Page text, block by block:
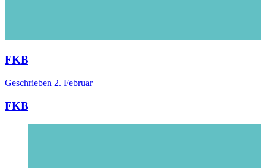
FKB
Geschrieben 2. Februar
FKB